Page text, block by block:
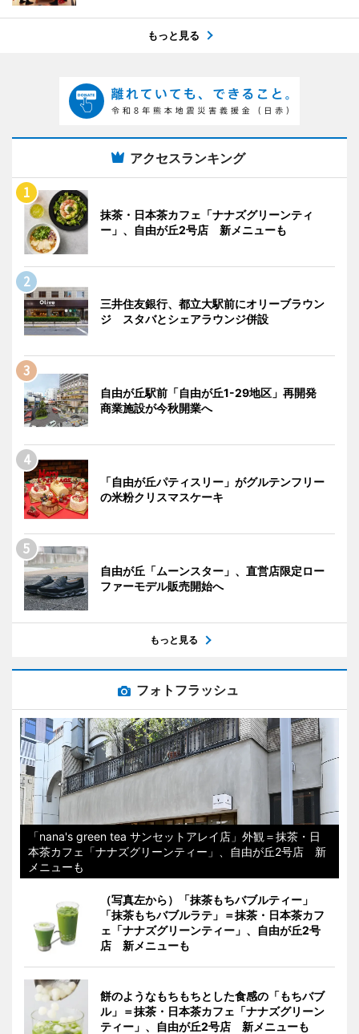
もっと見る
アクセスランキング
抹茶・日本茶カフェ「ナナズグリーンティ
ー」、自由が丘2号店 新メニューも
三井住友銀行、都立大駅前にオリーブラウン
ジ スタバとシェアラウンジ併設
自由が丘駅前「自由が丘1-29地区」再開発
商業施設が今秋開業へ
「自由が丘パティスリー」がグルテンフリー
の米粉クリスマスケーキ
自由が丘「ムーンスター」、直営店限定ロー
ファーモデル販売開始へ
もっと見る
フォトフラッシュ
「nana's green tea サンセットアレイ店」外観＝抹茶・日
本茶カフェ「ナナズグリーンティー」、自由が丘2号店 新
メニューも
（写真左から）「抹茶もちバブルティー」
「抹茶もちバブルラテ」＝抹茶・日本茶カフ
ェ「ナナズグリーンティー」、自由が丘2号
店 新メニューも
餅のようなもちもちとした食感の「もちバブ
ル」＝抹茶・日本茶カフェ「ナナズグリーン
ティー」、自由が丘2号店 新メニューも